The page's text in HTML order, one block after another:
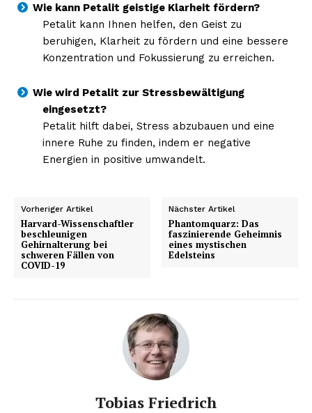
Wie kann Petalit geistige Klarheit fördern?
Petalit kann Ihnen helfen, den Geist zu
beruhigen, Klarheit zu fördern und eine bessere
Konzentration und Fokussierung zu erreichen.
Wie wird Petalit zur Stressbewältigung
eingesetzt?
Petalit hilft dabei, Stress abzubauen und eine
innere Ruhe zu finden, indem er negative
Energien in positive umwandelt.
Vorheriger Artikel
Harvard-Wissenschaftler
beschleunigen
Gehirnalterung bei
schweren Fällen von
COVID-19
Nächster Artikel
Phantomquarz: Das
faszinierende Geheimnis
eines mystischen
Edelsteins
Tobias Friedrich